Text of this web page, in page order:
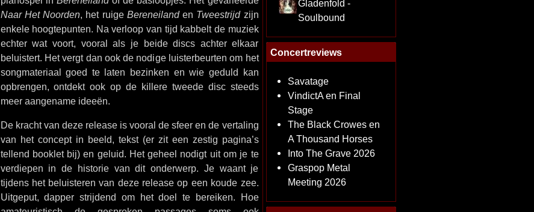
Naar Het Noorden, het ruige Bereneilanden Tweestrijdzijn
enkele hoogtepunten. Na verloop van tijd kabbelt de muziek
echter wat voort, vooral als je beide discs achter elkaar
beluistert. Het vergt dan ook de nodige luisterbeurten om het
songmateriaal goed te laten bezinken en wie geduld kan
opbrengen, ontdekt ook op de killere tweede disc steeds
meer aangename ideeën.
De kracht van deze release is vooral de sfeer en de vertaling
van het concept in beeld, tekst (er zit een zestig pagina’s
tellend booklet bij) en geluid. Het geheel nodigt uit om je te
verdiepen in de historie van dit onderwerp. Je waant je
tijdens het beluisteren van deze release op een koude zee.
Uitgeput, dapper strijdend om het doel te bereiken. Hoe
Gladenfold -
Soulbound
Concertreviews
Savatage
VindictA en Final
Stage
The Black Crowes en
A Thousand Horses
Into The Grave 2026
Graspop Metal
Meeting 2026